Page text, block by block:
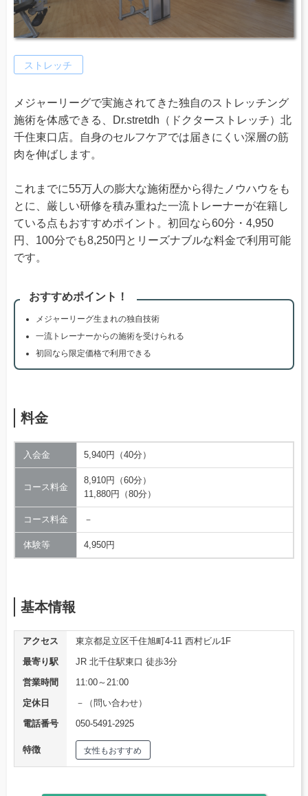
ストレッチ
メジャーリーグで実施されてきた独自のストレッチング
施術を体感できる、Dr.stretdh（ドクターストレッチ）北
千住東口店。自身のセルフケアでは届きにくい深層の筋
肉を伸ばします。
これまでに55万人の膨大な施術歴から得たノウハウをも
とに、厳しい研修を積み重ねた一流トレーナーが在籍し
ている点もおすすめポイント。初回なら60分・4,950
円、100分でも8,250円とリーズナブルな料金で利用可能
です。
おすすめポイント！
メジャーリーグ生まれの独自技術
一流トレーナーからの施術を受けられる
初回なら限定価格で利用できる
料金
入会金 5,940円（40分）
コース料金
8,910円（60分）
11,880円（80分）
コース料金 －
体験等 4,950円
基本情報
アクセス
東京都足立区千住旭町4-11 西村ビル1F
最寄り駅
JR 北千住駅東口 徒歩3分
営業時間
11:00～21:00
定休日
－（問い合わせ）
電話番号
050-5491-2925
特徴 女性もおすすめ